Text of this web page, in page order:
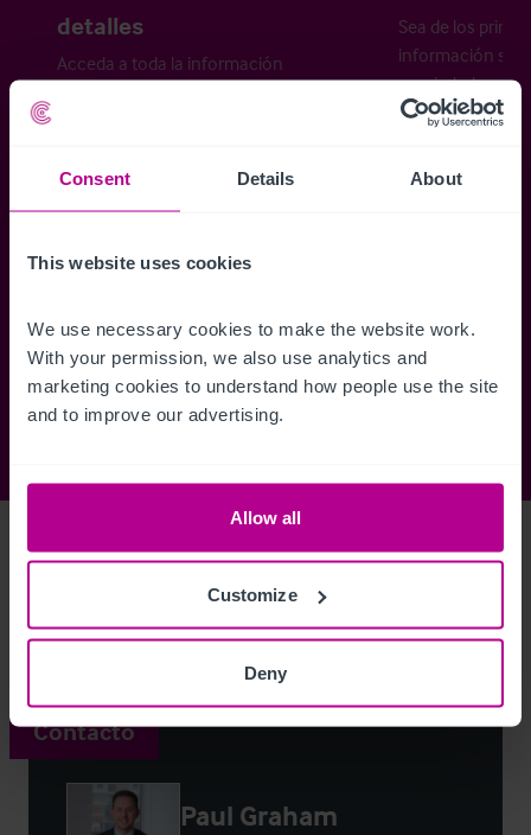
Consent Details About
This website uses cookies
We use necessary cookies to make the website work.
With your permission, we also use analytics and
marketing cookies to understand how people use the site
and to improve our advertising.
Allow all
Customize
Deny
detalles
Acceda a toda la información
Sea de los
información
propiedades
cómo desea
Regístrese ahora
¿Ya tiene una cuenta? Iniciar sesión
Access Property Details Ref:4222654
Contacto
Paul Graham